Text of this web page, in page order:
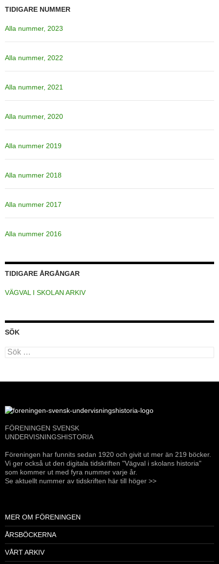
TIDIGARE NUMMER
Alla nummer, 2023
Alla nummer, 2022
Alla nummer, 2021
Alla nummer, 2020
Alla nummer 2019
Alla nummer 2018
Alla nummer 2017
Alla nummer 2016
TIDIGARE ÅRGÅNGAR
VÄGVAL I SKOLAN ARKIV
SÖK
Sök
efter:
FÖRENINGEN SVENSK
UNDERVISNINGSHISTORIA
Föreningen har funnits sedan 1920 och givit ut mer än 219 böcker.
Vi ger också ut den digitala tidskriften "Vägval i skolans historia"
som kommer ut med fyra nummer varje år.
Se aktuellt nummer av tidskriften här till höger >>
MER OM FÖRENINGEN
ÅRSBÖCKERNA
VÅRT ARKIV